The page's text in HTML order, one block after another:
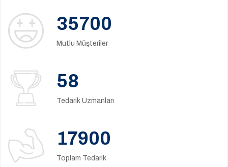
35700
Mutlu Müşteriler
58
Tedarik Uzmanları
17900
Toplam Tedarik